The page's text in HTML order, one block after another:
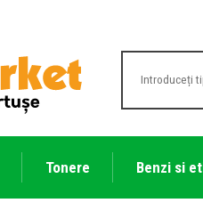
Tonere Benzi si